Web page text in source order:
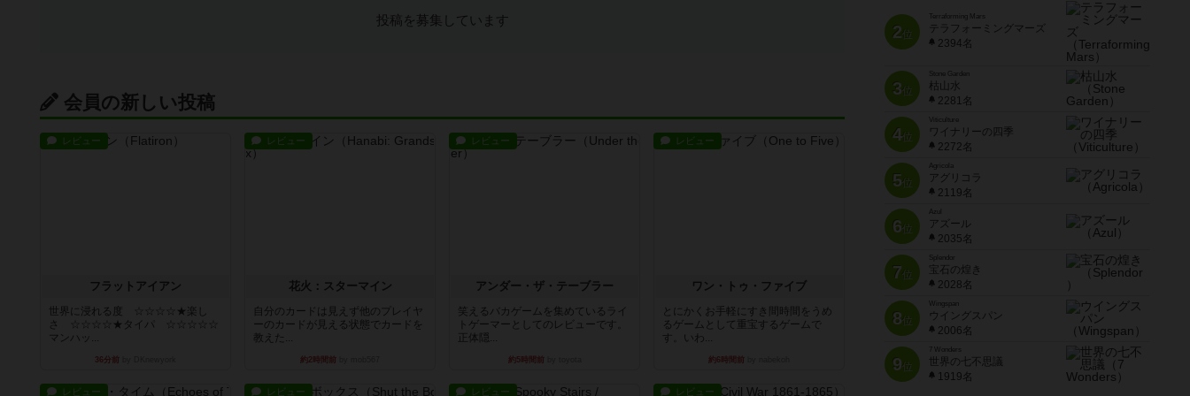
投稿を募集しています
会員の新しい投稿
レビュー
フラットアイアン
世界に浸れる度 ☆☆☆☆★楽し
さ ☆☆☆☆★タイパ ☆☆☆☆☆
マンハッ...
36分前
レビュー
花火：スターマイン
自分のカードは見えず他のプレイヤ
ーのカードが見える状態でカードを
教えた...
約2時間前
レビュー
アンダー・ザ・テーブラー
笑えるバカゲームを集めているライ
トゲーマーとしてのレビューです。
正体隠...
約5時間前
レビュー
ワン・トゥ・ファイブ
とにかくお手軽にすき間時間をうめ
るゲームとして重宝するゲームで
す。いわ...
約6時間前
レビュー レビュー レビュー レビュー
2位
Terraforming Mars
テラフォーミングマーズ
2394名
3位
Stone Garden
枯山水
2281名
4位
Viticulture
ワイナリーの四季
2272名
5位
Agricola
アグリコラ
2119名
6位
Azul
アズール
2035名
7位
宝石の煌き
2028名
8位
Wingspan
ウイングスパン
2006名
9位
7 Wonders
世界の七不思議
1919名